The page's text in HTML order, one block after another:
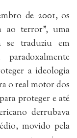
de 2001, os
ao terror”, uma
se traduziu em
a ideologia
o real motor dos
proteger e até
derrubava
movido pela